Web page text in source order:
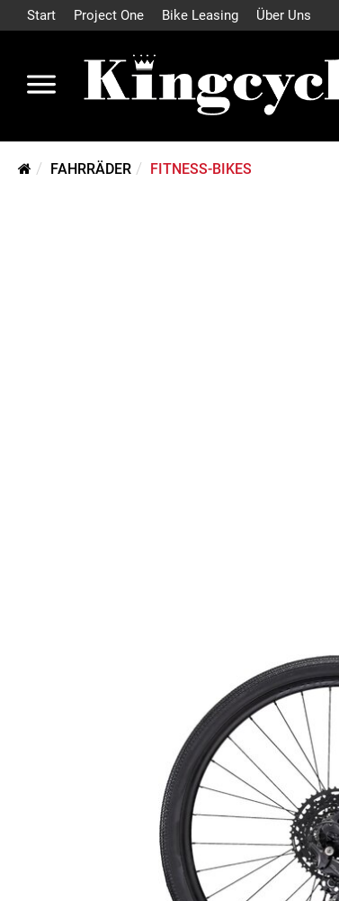
Start Project One Bike Leasing Über Uns
FAHRRÄDER FITNESS-BIKES